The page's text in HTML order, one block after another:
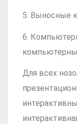
5. Выносные
6.
Для всех